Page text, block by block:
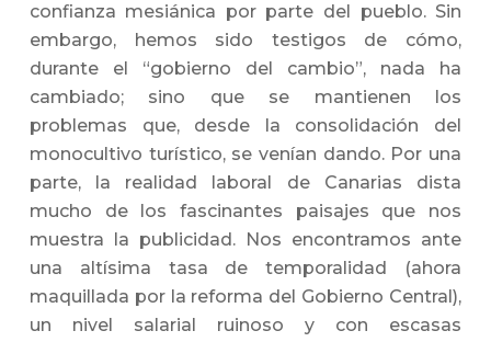
confianza mesiánica por parte del pueblo. Sin
embargo, hemos sido testigos de cómo,
durante el “gobierno del cambio”, nada ha
cambiado; sino que se mantienen los
problemas que, desde la consolidación del
monocultivo turístico, se venían dando. Por una
parte, la realidad laboral de Canarias dista
mucho de los fascinantes paisajes que nos
muestra la publicidad. Nos encontramos ante
una altísima tasa de temporalidad (ahora
maquillada por la reforma del Gobierno Central),
un nivel salarial ruinoso y con escasas